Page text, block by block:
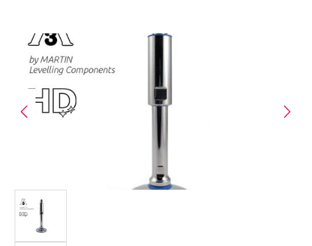
Bildergalerie überspringen